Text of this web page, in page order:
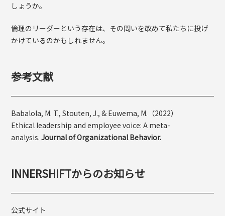
しょうか。
倫理のリーダーという存在は、その問いを改めて私たちに投げ
かけているのかもしれません。
参考文献
Babalola, M. T., Stouten, J., & Euwema, M.（2022）
Ethical leadership and employee voice: A meta-
analysis.Journal of Organizational Behavior.
INNERSHIFTからのお知らせ
公式サイト